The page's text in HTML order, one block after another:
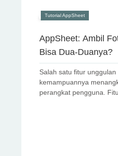
Tutorial AppSheet
AppSheet: Ambil
Bisa Dua-Duanya?
Salah satu fitur
kemampuannya
perangkat pengguna.